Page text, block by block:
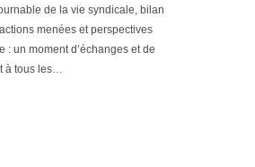
de la vie syndicale, bilan
menées et perspectives
: un moment d’échanges et de
à tous les…